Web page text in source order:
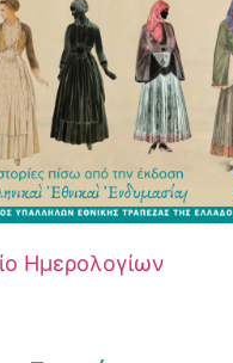
Ημερολογίων